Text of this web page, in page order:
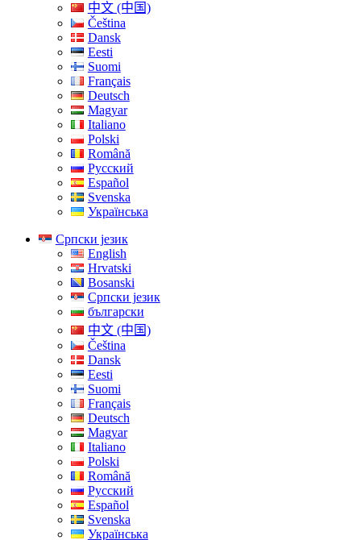
中文 (中国)
Čeština
Dansk
Eesti
Suomi
Français
Deutsch
Magyar
Italiano
Polski
Română
Русский
Español
Svenska
Українська
Српски језик
English
Hrvatski
Bosanski
Српски језик
български
中文 (中国)
Čeština
Dansk
Eesti
Suomi
Français
Deutsch
Magyar
Italiano
Polski
Română
Русский
Español
Svenska
Українська